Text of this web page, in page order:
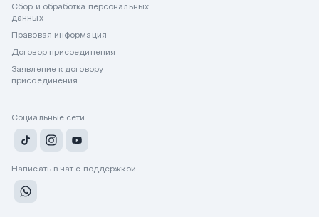
Сбор и обработка персональных
данных
Правовая информация
Договор присоединения
Заявление к договору
присоединения
Социальные сети
Написать в чат с поддержкой